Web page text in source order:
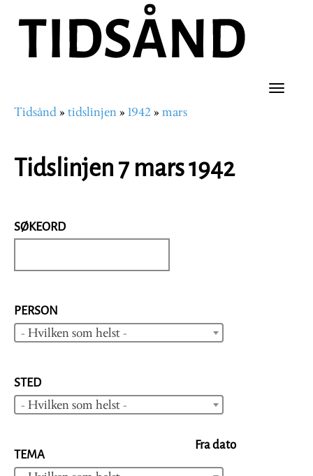
hovedinnhold
Toggle
Navigasjonssti
Tidsånd tidslinjen 1942 mars
Tidslinjen 7 mars 1942
SØKEORD
PERSON
- Hvilken som helst -
STED
- Hvilken som helst -
TEMA
Fra dato